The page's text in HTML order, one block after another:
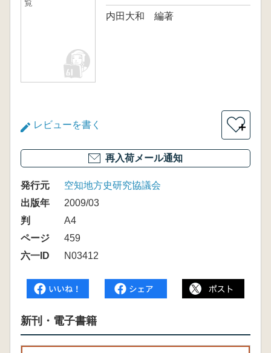
覧
内田大和 編著
レビューを書く ＋
再入荷メール通知
発行元
空知地方史研究協議会
出版年
2009/03
判
A4
ページ
459
六一ID
N03412
新刊・電子書籍